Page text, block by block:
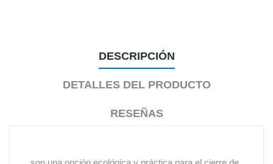
DESCRIPCIÓN
DETALLES DEL PRODUCTO
RESEÑAS